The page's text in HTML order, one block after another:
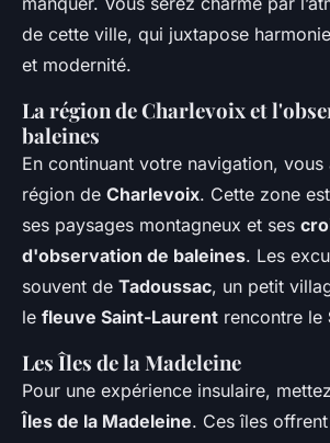
de cette ville, qui juxtapose
et modernité.
La région de Charlevoix et
baleines
En continuant votre navigation,
région de Charlevoix. Cette zone
ses paysages montagneux et ses
d'observation de baleines. Les
souvent de Tadoussac, un petit
le fleuve Saint-Laurent rencontre le
Les Îles de la Madeleine
Pour une expérience insulaire,
Îles de la Madeleine. Ces îles